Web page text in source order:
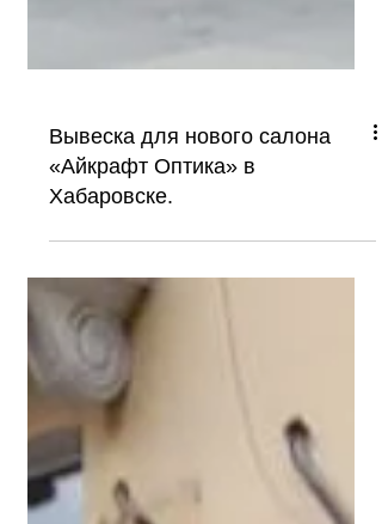
Вывеска для нового салона
«Айкрафт Оптика» в
Хабаровске.